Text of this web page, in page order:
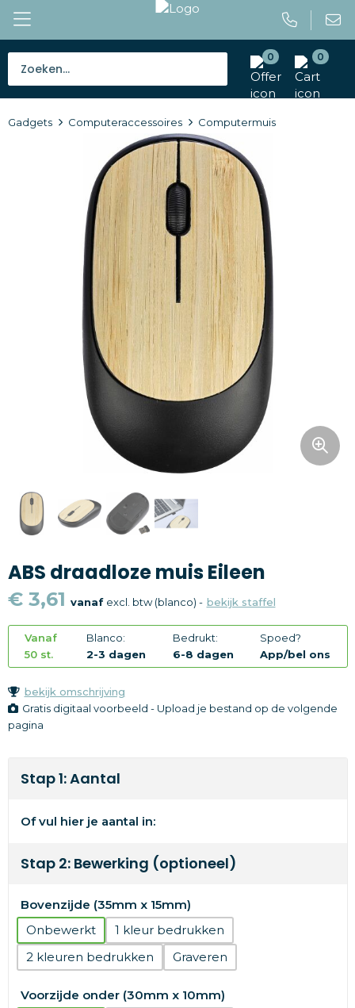
0 0
Tassen
Caps en mutsen
Drinkwaren
Outdoor en vrije tijd
Gereedschap en veiligheid
Snoepgoed
Home en living
Health en wellness
Kantoorartikelen
Gadgets
Textiel
Thema
Merken
Gadgets Computeraccessoires Computermuis
ABS draadloze muis Eileen
€ 3,61 vanafexcl. btw (blanco) - bekijk staffel
Vanaf
50 st.
Blanco:
2-3 dagen
Bedrukt:
6-8 dagen
Spoed?
App/bel ons
bekijk omschrijving
Gratis digitaal voorbeeld - Upload je bestand op de volgende
pagina
Stap 1: Aantal
Of vul hier je aantal in:
Stap 2: Bewerking (optioneel)
Bovenzijde (35mm x 15mm)
Onbewerkt
1
2
Graveren
Voorzijde onder (30mm x 10mm)